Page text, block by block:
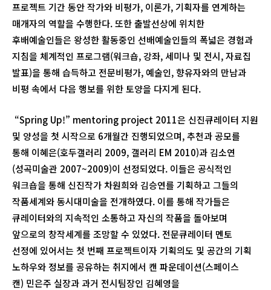
프로젝트 기간 동안 작가와 비평가, 이론가, 기획자를 연계하는
매개자의 역할을 수행한다. 또한 출발선상에 위치한
후배예술인들은 왕성한 활동중인 선배예술인들의 폭넓은 경험과
지침을 체계적인 프로그램(워크숍, 강좌, 세미나 및 전시, 자료집
발표)을 통해 습득하고 전문비평가, 예술인, 향유자와의 만남과
비평 속에서 다음 행보를 위한 토양을 다지게 된다.
“Spring Up!” mentoring project 2011은 신진큐레이터 지원
및 양성을 첫 시작으로 6개월간 진행되었으며, 추천과 공모를
통해 이혜은(호두갤러리 2009, 갤러리 EM 2010)과 김소연
(성곡미술관 2007~2009)이 선정되었다. 이들은 공식적인
워크숍을 통해 신진작가 차원희와 김승연를 기획하고 그들의
작품세계와 동시대미술을 전개하였다. 이를 통해 작가들은
큐레이터와의 지속적인 소통하고 자신의 작품을 돌아보며
앞으로의 창작세계를 조망할 수 있었다. 전문큐레이터 멘토
선정에 있어서는 첫 번째 프로젝트이자 기획의도 및 공간의 기획
노하우와 정보를 공유하는 취지에서 캔 파운데이션(스페이스
캔) 민은주 실장과 과거 전시팀장인 김혜영을